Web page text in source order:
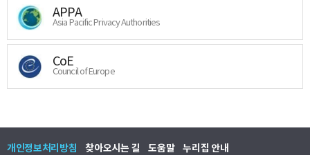
APPA
Asia Pacific Privacy Authorities
CoE
Council of Europe
개인정보처리방침 찾아오시는 길 도움말 누리집 안내